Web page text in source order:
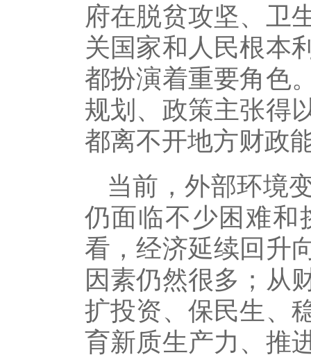
府在脱贫攻坚、卫
关国家和人民根本
都扮演着重要角色
规划、政策主张得
都离不开地方财政
当前，外部环境
仍面临不少困难和
看，经济延续回升
因素仍然很多；从
扩投资、保民生、
育新质生产力、推